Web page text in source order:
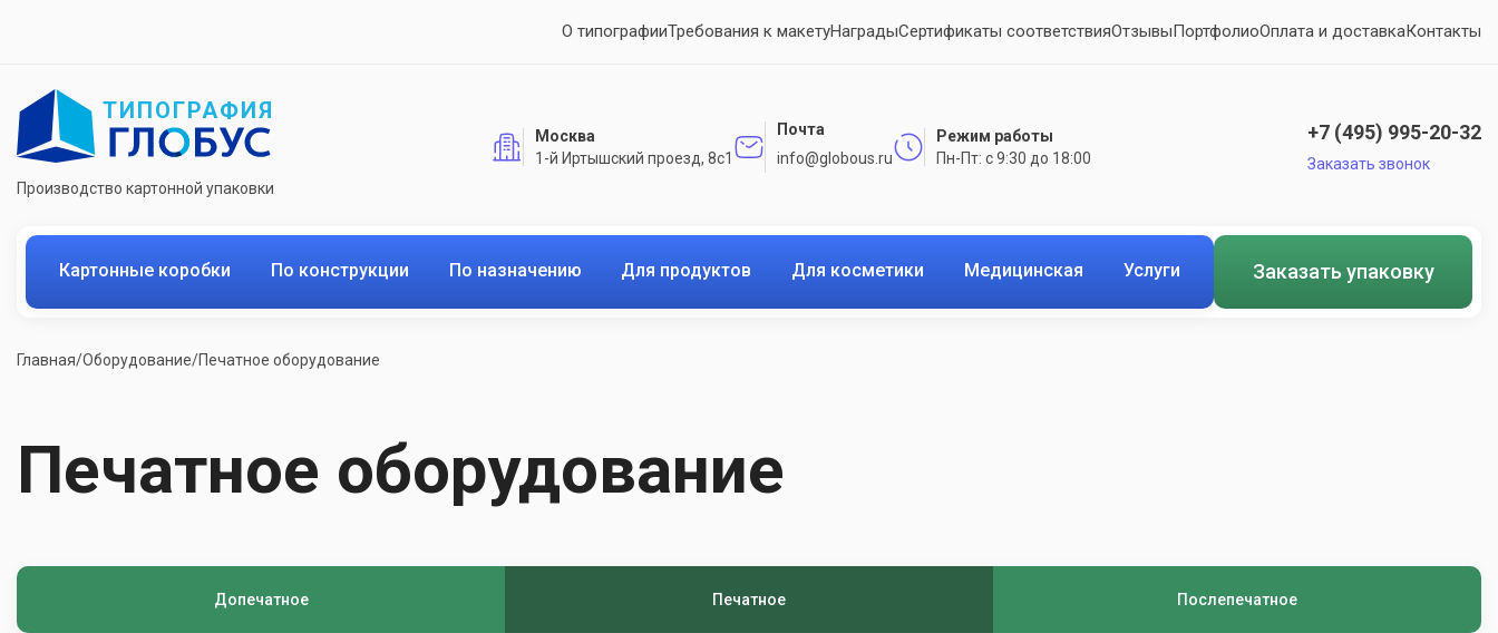
О типографииТребования к макетуНаградыСертификаты соответствияОтзывыПортфолиоОплата и доставкаКонтакты
ТИПОГРАФИЯ
Производство картонной упаковки
Москва
1-й Иртышский проезд, 8с1
Почта
info@globous.ru
Режим работы
Пн-Пт: с 9:30 до 18:00
+7 (495) 995-20-32
Заказать звонок
Картонные коробки По конструкции По назначению Для продуктов Для косметики Медицинская Услуги Заказать упаковку
Главная/Оборудование/Печатное оборудование
Печатное оборудование
Допечатное Печатное Послепечатное